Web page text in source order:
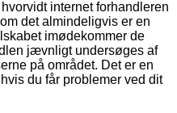
internet forhandleren
det almindeligvis er en
imødekommer de
jævnligt undersøges af
på området. Det er en
du får problemer ved dit